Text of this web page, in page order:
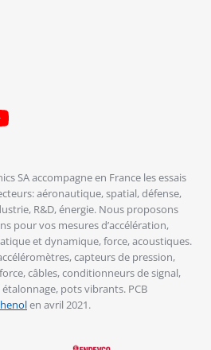
SA accompagne en France les essais
aéronautique, spatial, défense,
R&D, énergie. Nous proposons
pour vos mesures d’accélération,
et dynamique, force, acoustiques.
capteurs de pression,
câbles, conditionneurs de signal,
pots vibrants. PCB
en avril 2021.